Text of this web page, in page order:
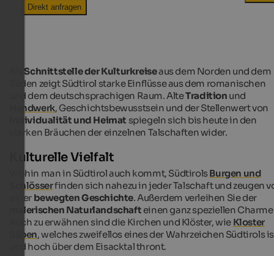
Direkt anfragen
Schnittstelle der Kulturkreiseaus dem Norden und dem
Süden zeigt Südtirol starke Einflüsse aus dem romanischen
und dem deutschsprachigen Raum. AlteTradition und
Handwerk, Geschichtsbewusstsein und der Stellenwert von
Individualität und Heimat spiegeln sich bis heute in den
starken Bräuchen der einzelnen Talschaften wider.
Kulturelle Vielfalt
Wohin man in Südtirol auch kommt, SüdtirolsBurgen und
Schlösserfinden sich nahezu in jeder Talschaft und zeugen
einer bewegten Geschichte. Außerdem verleihen Sie der
malerischen Naturlandschaft einen ganz speziellen
Auch zu erwähnen sind die Kirchen und Klöster, wie Kloster
Säben, welches zweifellos eines der Wahrzeichen Südtirols
und hoch über dem Eisacktal thront.